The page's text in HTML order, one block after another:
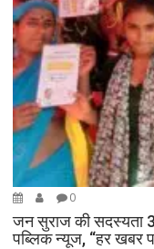
0
जन सुराज की सदस्यता
पब्लिक न्यूज, “हर खबर